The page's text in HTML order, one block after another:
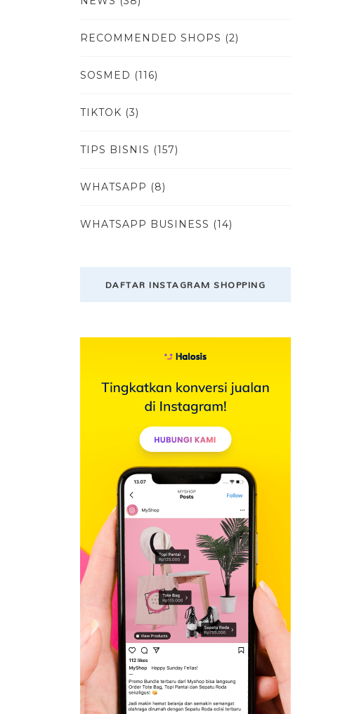
RECOMMENDED SHOPS (2)
SOSMED (116)
TIKTOK (3)
TIPS BISNIS (157)
WHATSAPP (8)
WHATSAPP BUSINESS (14)
DAFTAR INSTAGRAM SHOPPING